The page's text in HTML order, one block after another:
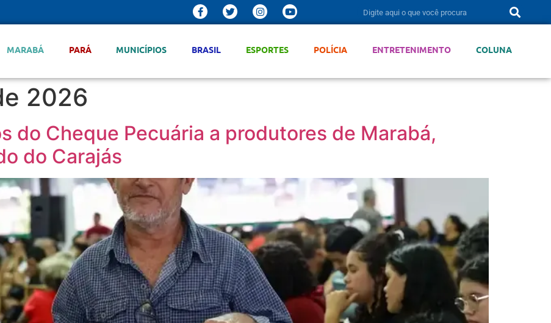
MARABÁ PARÁ MUNICÍPIOS BRASIL ESPORTES POLÍCIA ENTRETENIMENTO COLUNA
2026
do Cheque Pecuária a produtores de Marabá,
do Carajás